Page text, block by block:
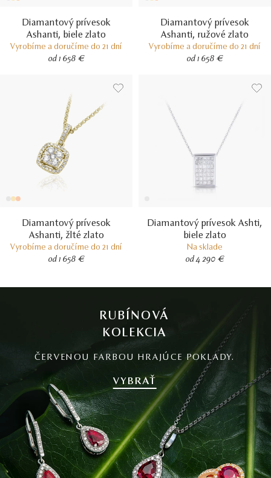
Diamantový prívesok
Ashanti, biele zlato
Vyrobíme a doručíme do 21 dní
od 1 658 €
Diamantový prívesok
Ashanti, ružové zlato
Vyrobíme a doručíme do 21 dní
od 1 658 €
Diamantový prívesok
Ashanti, žlté zlato
Vyrobíme a doručíme do 21 dní
od 1 658 €
Diamantový prívesok Ashti,
biele zlato
Na sklade
od 4 290 €
RUBÍNOVÁ
KOLEKCIA
ČERVENOU FARBOU HRAJÚCE POKLADY.
VYBRAŤ